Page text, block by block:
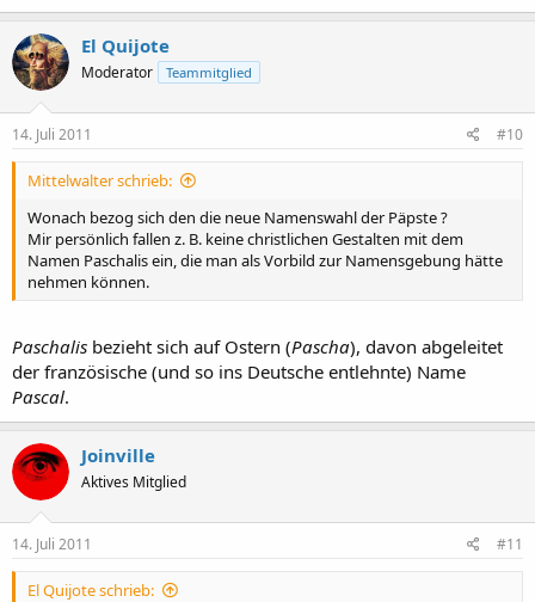
El Quijote
Moderator Teammitglied
14. Juli 2011 #10
Mittelwalter schrieb:
Wonach bezog sich den die neue Namenswahl der Päpste ?
Mir persönlich fallen z. B. keine christlichen Gestalten mit dem
Namen Paschalis ein, die man als Vorbild zur Namensgebung hätte
nehmen können.
Paschalis bezieht sich auf Ostern (Pascha), davon abgeleitet
der französische (und so ins Deutsche entlehnte) Name
Pascal.
Joinville
Aktives Mitglied
14. Juli 2011 #11
El Quijote schrieb: